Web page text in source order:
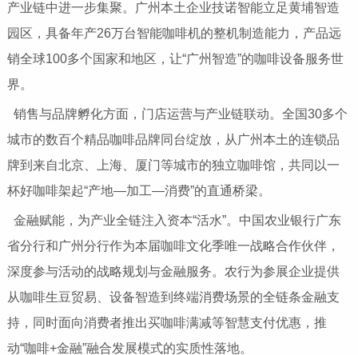
产业链中进一步集聚。广州本土企业技诺智能立足黄埔智造
园区，具备年产26万台智能咖啡机的整机制造能力，产品远
销全球100多个国家和地区，让“广州智造”的咖啡设备服务世
界。
销售与品牌孵化方面，门店运营与产业链联动。全国30多个
城市的数百个精品咖啡品牌同台绽放，从广州本土的连锁品
牌到来自北京、上海、厦门等城市的独立咖啡馆，共同以一
杯好咖啡架起“产地—加工—消费”的直通桥梁。
金融赋能，为产业全链注入资本“活水”。中国农业银行广东
省分行和广州分行作为本届咖啡文化季唯一战略合作伙伴，
深度参与活动的战略规划与金融服务。农行为参展企业提供
从咖啡生豆贸易、设备智造到终端消费场景的全链条金融支
持，同时面向消费者推出买咖啡满减等智慧支付优惠，推
动“咖啡+金融”融合发展模式的实质性落地。